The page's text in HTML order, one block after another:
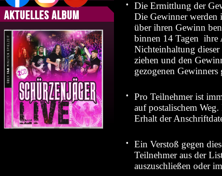
Aktuelles Album
•
Die Ermittlung der
Die Gewinner werden
über ihren Gewinn
binnen 14 Tagen ihre
Nichteinhaltung dieser
ziehen und den
gezogenen Gewinners
•
Pro Teilnehmer ist
auf postalischem
Erhalt der
•
Ein Verstoß gegen
Teilnehmer aus der
auszuschließen oder